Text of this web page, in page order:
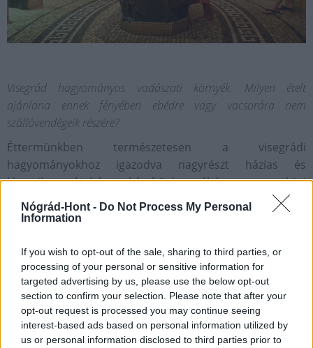
Nógrád-Hont - Do Not Process My Personal
Information
If you wish to opt-out of the sale, sharing to third parties, or
processing of your personal or sensitive information for
targeted advertising by us, please use the below opt-out
section to confirm your selection. Please note that after your
opt-out request is processed you may continue seeing
interest-based ads based on personal information utilized by
us or personal information disclosed to third parties prior to
Visegrád hagyományos vadászati környék. Milyen ételt
ajánlana ennek fényében ebédre vagy vacsorára nem
szállóvendégeik részére?
Éttermünkben természetesen a visegrádi
hagyományokhoz igazodva nagyrészt házias és
klasszikus ételeket készítünk, néhány nemzetközi
fogással kiegészítve. A vadban és halban gazdag
fenséges vidéken a zsákmányszerző kiruccanások a
véget. Ezért az ide érkező vendégeinket is hasonló
lakomában részesítjük, akik leginkább vadételeinkre
kíváncsiak, így a méltán közkedvelt vadragu levest
és/vagy a szarvasburgert ajánljuk kollégáimmal
leggyakrabban. Mindkettő a ház titkos receptje alapján
készül, de a hideg beköszöntével érdemes feljönni egy